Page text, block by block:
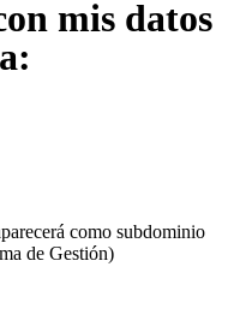
mis datos
como subdominio
de Gestión)